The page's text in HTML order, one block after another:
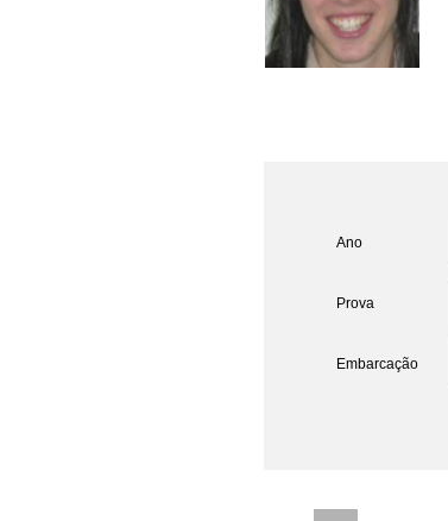
Ano
Prova
Embarcação